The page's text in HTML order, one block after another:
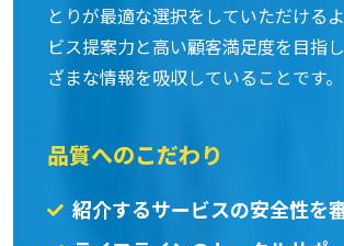
とりが最適な選択をしていただける
ビス提案力と高い顧客満足度を目指
ざまな情報を吸収していることです。
品質へのこだわり
紹介するサービスの安全性を